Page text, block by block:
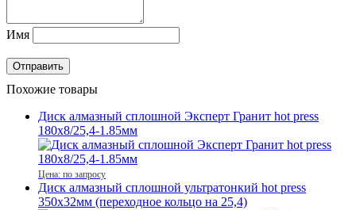
Имя
Похожие товары
Диск алмазный сплошной Эксперт Гранит hot press
180x8/25,4-1.85мм
Цена: по запросу
Диск алмазный сплошной ультратонкий hot press
350x32мм (переходное кольцо на 25,4)